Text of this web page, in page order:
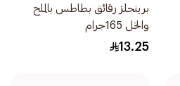
برينجلز رقائق بطاطس بالملح
والخل 165جرام
13.25